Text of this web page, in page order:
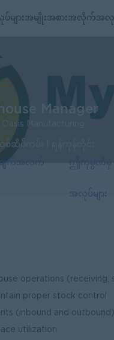
များအမျိုးအစားအလိုက်အလုပ်
Manager
Oasis Manufacturing
စ်ဆိပ်ကမ်း | ရန်ကုန်တိုင်း
ျက်အလက် ဤကုမ္ပဏီမှ
အလုပ်များ
operations
proper stock control
(inbound and outbound)
utilization